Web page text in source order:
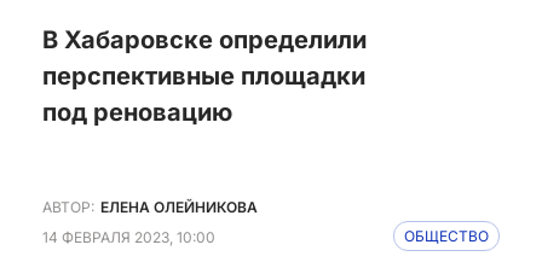
в Хабаровске определили
перспективные площадки
под реновацию
АВТОР: ЕЛЕНА ОЛЕЙНИКОВА
14 ФЕВРАЛЯ 2023, 10:00
ОБЩЕСТВО